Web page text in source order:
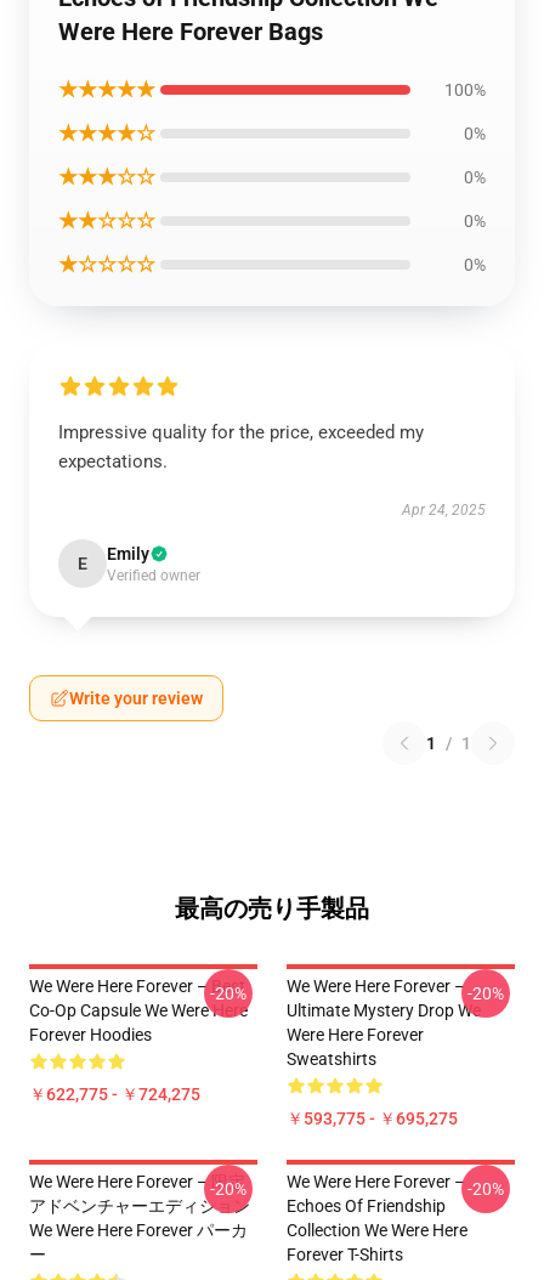
Were Here Forever Bags
★★★★★ 100%
★★★★☆ 0%
★★★☆☆ 0%
★★☆☆☆ 0%
★☆☆☆☆ 0%
Impressive quality for the price, exceeded my
expectations.
Apr 24, 2025
E Emily
Verified owner
Write your review
1 / 1
最高の売り手製品
We Were Here Forever – Best
Co-Op Capsule We Were Here
Forever Hoodies
￥622,775 - ￥724,275
-20%
We Were Here Forever –
Ultimate Mystery Drop We
Were Here Forever
Sweatshirts
￥593,775 - ￥695,275
-20%
We Were Here Forever – 限定
アドベンチャーエディション
We Were Here Forever パーカ
ー
-20%
We Were Here Forever –
Echoes Of Friendship
Collection We Were Here
Forever T-Shirts
-20%